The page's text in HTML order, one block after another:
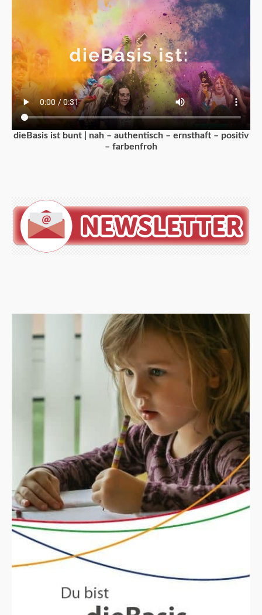
dieBasis ist bunt | nah – authentisch – ernsthaft – positiv
– farbenfroh